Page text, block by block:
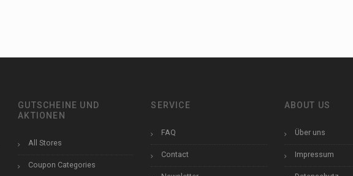
GUTSCHEINE UND
AKTIONEN
All Stores
Coupon Categories
SERVICE
FAQ
Contact
ABOUT US
Über uns
Impressum